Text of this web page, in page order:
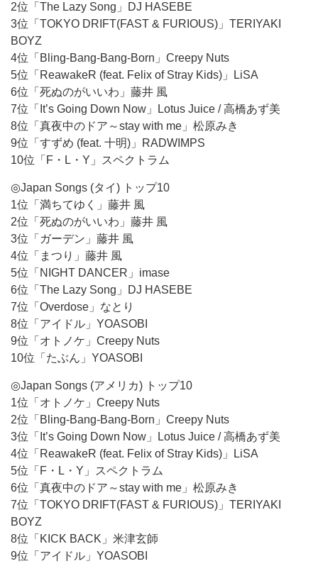
2位「The Lazy Song」DJ HASEBE
3位「TOKYO DRIFT(FAST & FURIOUS)」TERIYAKI
BOYZ
4位「Bling-Bang-Bang-Born」Creepy Nuts
5位「ReawakeR (feat. Felix of Stray Kids)」LiSA
6位「死ぬのがいいわ」藤井 風
7位「It’s Going Down Now」Lotus Juice / 高橋あず美
8位「真夜中のドア～stay with me」松原みき
9位「すずめ (feat. 十明)」RADWIMPS
10位「F・L・Y」スペクトラム
◎Japan Songs (タイ) トップ10
1位「満ちてゆく」藤井 風
2位「死ぬのがいいわ」藤井 風
3位「ガーデン」藤井 風
4位「まつり」藤井 風
5位「NIGHT DANCER」imase
6位「The Lazy Song」DJ HASEBE
7位「Overdose」なとり
8位「アイドル」YOASOBI
9位「オトノケ」Creepy Nuts
10位「たぶん」YOASOBI
◎Japan Songs (アメリカ) トップ10
1位「オトノケ」Creepy Nuts
2位「Bling-Bang-Bang-Born」Creepy Nuts
3位「It’s Going Down Now」Lotus Juice / 高橋あず美
4位「ReawakeR (feat. Felix of Stray Kids)」LiSA
5位「F・L・Y」スペクトラム
6位「真夜中のドア～stay with me」松原みき
7位「TOKYO DRIFT(FAST & FURIOUS)」TERIYAKI
BOYZ
8位「KICK BACK」米津玄師
9位「アイドル」YOASOBI